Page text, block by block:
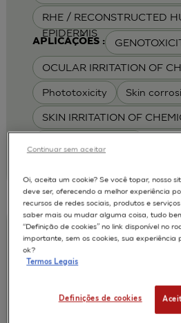
RHE / RECONSTRUCTED
EPIDERMIS
APLICAÇÕES :
OCULAR IRRITATION OF
Phototoxicity Skin
SKIN IRRITATION OF
An Evaluation of the
SkinEthicTM RHE test
predicting dermal
Oi, aceita um cookie? Se você topar, nosso
deve ser, oferecendo a melhor experiência
recursos de redes sociais, produtos e
saber mais ou mudar alguma coisa, tudo
“Definição de cookies” no link disponível no
importante, sem os cookies, sua experiência
ok?
Termos Legais
Definições de cookies
Continuar sem aceitar